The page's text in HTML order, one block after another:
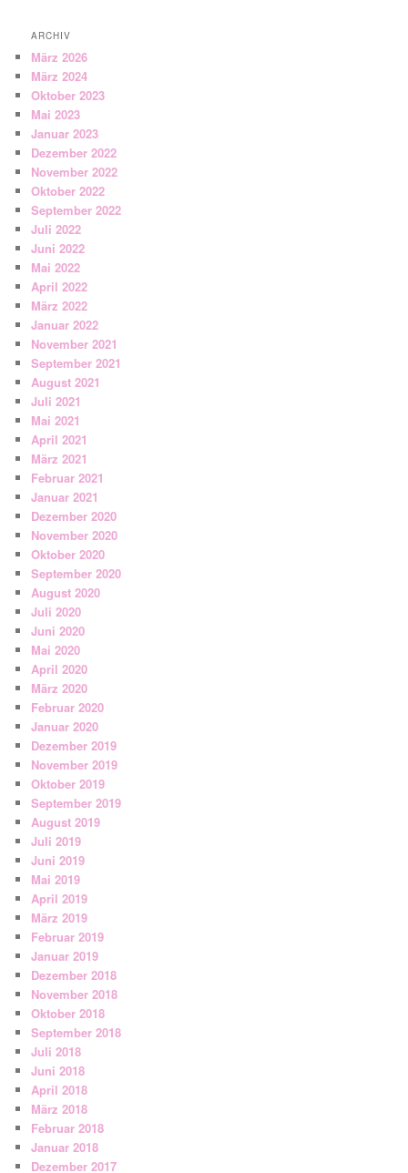
ARCHIV
März 2026
März 2024
Oktober 2023
Mai 2023
Januar 2023
Dezember 2022
November 2022
Oktober 2022
September 2022
Juli 2022
Juni 2022
Mai 2022
April 2022
März 2022
Januar 2022
November 2021
September 2021
August 2021
Juli 2021
Mai 2021
April 2021
März 2021
Februar 2021
Januar 2021
Dezember 2020
November 2020
Oktober 2020
September 2020
August 2020
Juli 2020
Juni 2020
Mai 2020
April 2020
März 2020
Februar 2020
Januar 2020
Dezember 2019
November 2019
Oktober 2019
September 2019
August 2019
Juli 2019
Juni 2019
Mai 2019
April 2019
März 2019
Februar 2019
Januar 2019
Dezember 2018
November 2018
Oktober 2018
September 2018
Juli 2018
Juni 2018
April 2018
März 2018
Februar 2018
Januar 2018
Dezember 2017